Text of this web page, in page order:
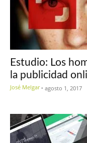
Estudio: Los
la publicidad
José Melgar - agosto 1, 2017